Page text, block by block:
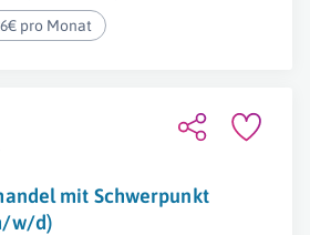
pro Monat
mit Schwerpunkt
w/d)